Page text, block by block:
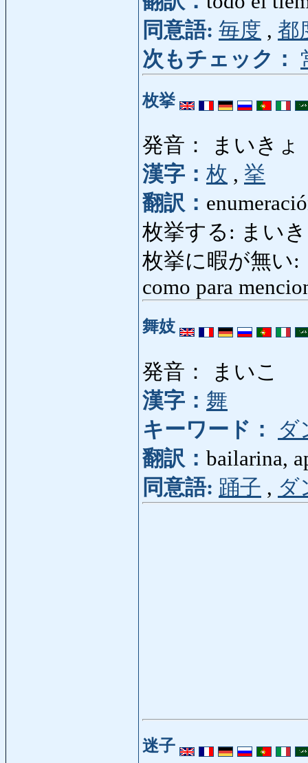
同意語: 毎度 , 都
次もチェック：
枚挙
発音： まいきょ
漢字： 枚 , 挙
翻訳：
枚挙する: まい
枚挙に暇が無い:
como para
舞妓
発音： まいこ
漢字： 舞
キーワード：
ダ
翻訳： bailarina,
同意語: 踊子 , ダ
迷子